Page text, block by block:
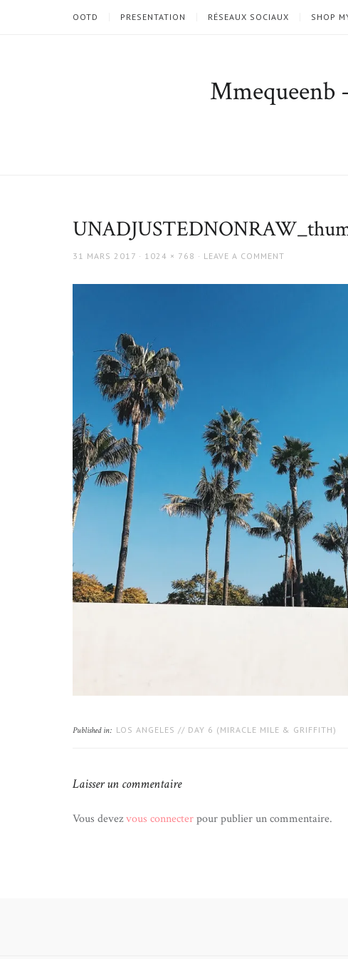
OOTD PRESENTATION RÉSEAUX SOCIAUX SHOP
POSTED
31 MARS 2017
FULL
1024 × 768 LEAVE A COMMENT
Published in: LOS ANGELES // DAY 6 (MIRACLE MILE & GRIFFITH)
Laisser un commentaire
Vous devezvous connecterpour publier un commentaire.